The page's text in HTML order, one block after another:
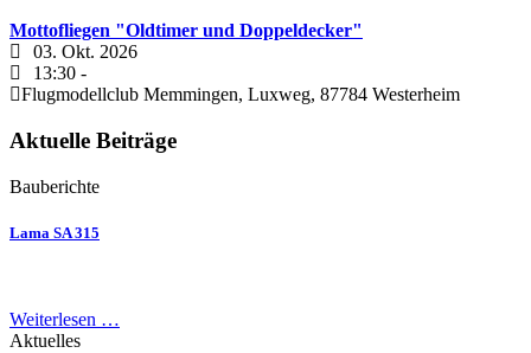
Mottofliegen "Oldtimer und Doppeldecker"
03. Okt. 2026
13:30 -
Flugmodellclub Memmingen, Luxweg, 87784 Westerheim
Aktuelle Beiträge
Bauberichte
Lama SA 315
Weiterlesen …
Aktuelles